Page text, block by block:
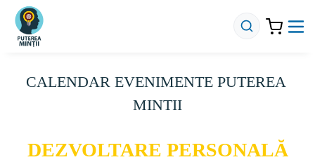
CALENDAR EVENIMENTE PUTEREA
MINTII
DEZVOLTARE PERSONALĂ